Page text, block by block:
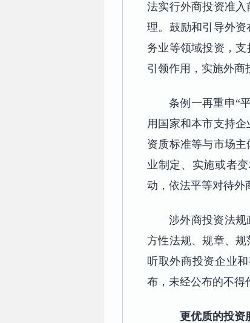
法实行外商投资准
理。鼓励和引导外
务业等领域投资，
引领作用，实施外商
条例一再重申“
用国家和本市支持
资质标准等与市场
业制定、实施或者
动，依法平等对待外
涉外商投资法规
方性法规、规章、
听取外商投资企业
布，未经公布的不得
更优质的投资